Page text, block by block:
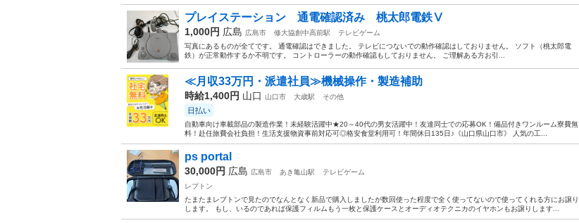
プレイステーション 通電確認済み 桃太郎電鉄Ⅴ
1,000円 広島 広島市 修大協創中高前駅
テレビゲーム
写真にあるものが全てです。 通電確認はできました。 テレビにつないでの動作確認はしておりません。 ソフト（桃太郎電
鉄）が正常動作するか不明です。 コントローラーの動作確認もしておりません。 ご理解ある方お引...
≪月収33万円・派遣社員≫機械操作・製造補助
時給1,400円 山口 山口市 大歳駅 その他
日払い
自動車向け車載部品の製造作業！未経験活躍中★20～40代の男女活躍中！友達同士での応募OK！備品付きワンルーム寮費無
料！赴任旅費会社負担！生活支援物資事前対応可◎格安食堂利用可！年間休日135日♪《山口県山口市》 人気の工...
ps portal
30,000円 広島 広島市 あき亀山駅
テレビゲーム
レプトン
たまたまレプトンで見たのでなんとなく新品で購入しましたが数回使った程度で全く使ってないので使ってくれる方にお譲り
します。 もし、いるのであれば保護フィルムもう一枚と保護ケースとオーディオテクニカのイヤホンもお譲りします...